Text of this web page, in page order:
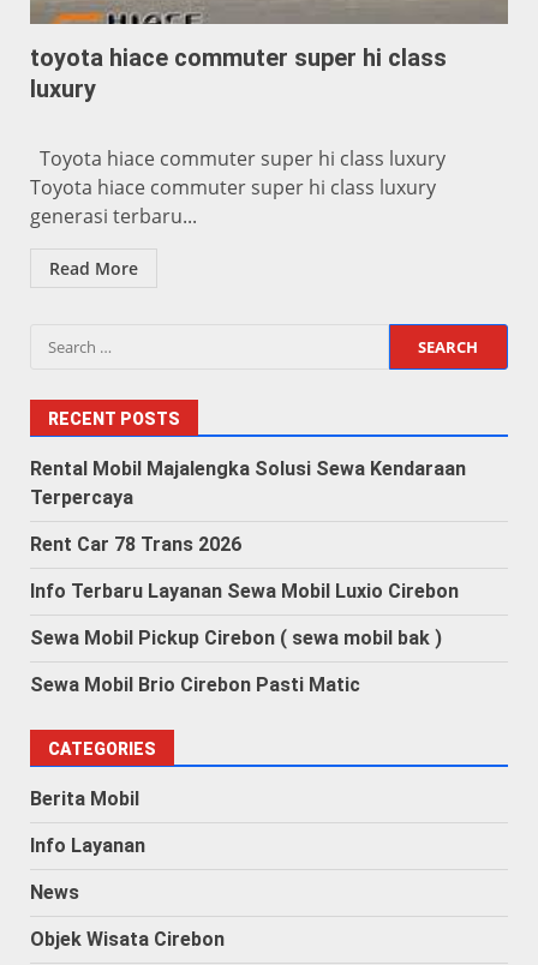
toyota hiace commuter super hi class
luxury
Toyota hiace commuter super hi class luxury
Toyota hiace commuter super hi class luxury
generasi terbaru...
Read More
Search
RECENT POSTS
Rental Mobil Majalengka Solusi Sewa Kendaraan
Terpercaya
Rent Car 78 Trans 2026
Info Terbaru Layanan Sewa Mobil Luxio Cirebon
Sewa Mobil Pickup Cirebon ( sewa mobil bak )
Sewa Mobil Brio Cirebon Pasti Matic
CATEGORIES
Berita Mobil
Info Layanan
News
Objek Wisata Cirebon